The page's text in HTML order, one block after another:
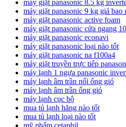
máy giặt panasonic 8.5 kg
máy giặt panasonic 9 kg giá bao
máy giặt panasonic active foam
máy giặt panasonic cửa ngang
máy giặt panasonic econavi
máy giặt panasonic loại nào tốt
máy giặt panasonic na f100a4
máy giặt truyền trực tiếp
máy lạnh 1 ngựa panasonic
máy lạnh âm trần nối ống gió
máy lạnh âm trần ống gió
máy lạnh cục bộ
mua tủ lạnh hãng nào tốt
mua tủ lạnh loại nào tốt
mỹ phẩm cetaphil